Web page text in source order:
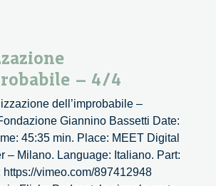
– 4/4
dell’improbabile –
Giannino Bassetti Date:
45:35 min. Place: MEET Digital
– Milano. Language: Italiano. Part:
https://vimeo.com/897412948